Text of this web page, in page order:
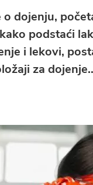
o dojenju,
podstaći
i lekovi,
za